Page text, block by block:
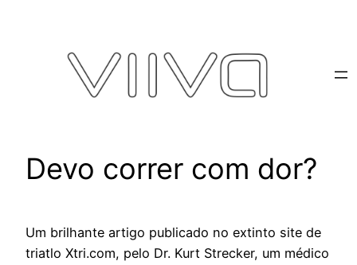
Devo correr com dor?
Um brilhante artigo publicado no extinto site de
triatlo Xtri.com, pelo Dr. Kurt Strecker, um médico